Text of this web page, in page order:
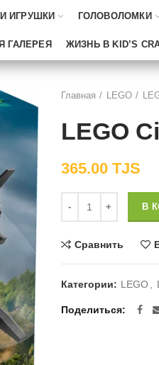
ИГРУШКИ ГОЛОВОЛОМКИ
ГАЛЕРЕЯ ЖИЗНЬ В KID’S
Главная LEGO
LEGO
365.00 TJS
В
Сравнить
Категории: LEGO
Поделиться